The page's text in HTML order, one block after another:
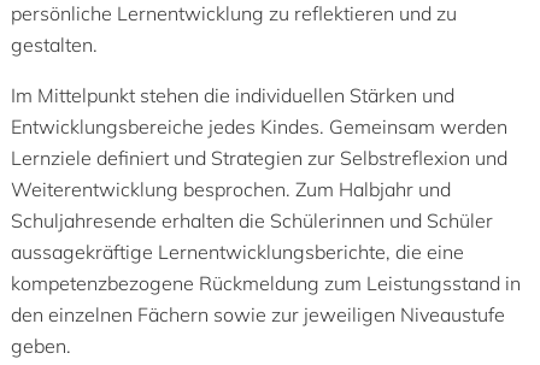
persönliche Lernentwicklung zu reflektieren und zu
gestalten.
Im Mittelpunkt stehen die individuellen Stärken und
Entwicklungsbereiche jedes Kindes. Gemeinsam werden
Lernziele definiert und Strategien zur Selbstreflexion und
Weiterentwicklung besprochen. Zum Halbjahr und
Schuljahresende erhalten die Schülerinnen und Schüler
aussagekräftige Lernentwicklungsberichte, die eine
kompetenzbezogene Rückmeldung zum Leistungsstand in
den einzelnen Fächern sowie zur jeweiligen Niveaustufe
geben.